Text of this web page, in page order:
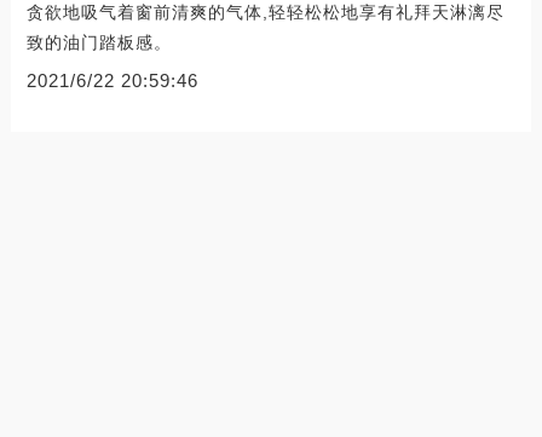
贪欲地吸气着窗前清爽的气体,轻轻松松地享有礼拜天淋漓尽
致的油门踏板感。
2021/6/22 20:59:46